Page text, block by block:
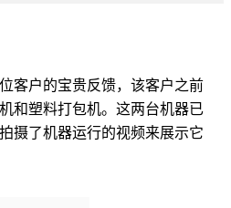
客户的宝贵反馈，该客户之前
和塑料打包机。这两台机器已
摄了机器运行的视频来展示它